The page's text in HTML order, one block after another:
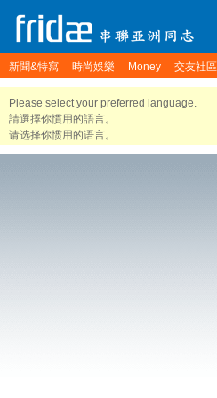
新聞&特寫 時尚娛樂 Money 交友社區
Please select your preferred language.
請選擇你慣用的語言。
请选择你惯用的语言。